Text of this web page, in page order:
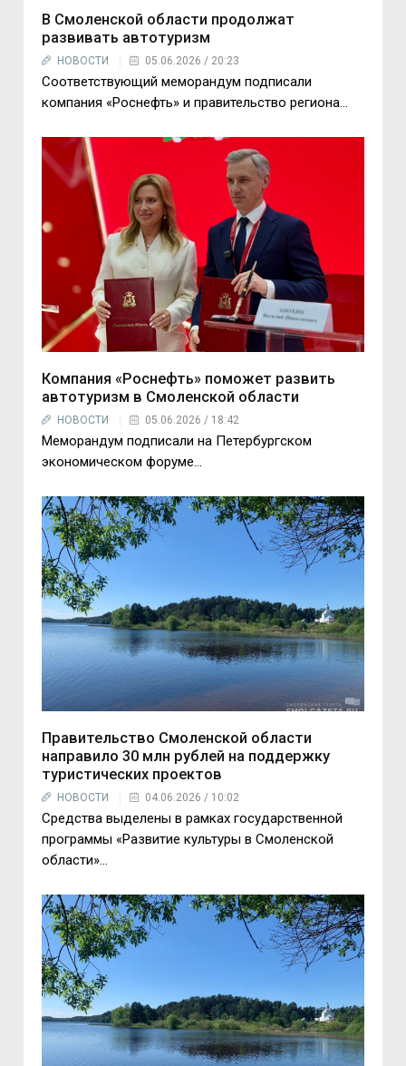
В Смоленской области продолжат
развивать автотуризм
НОВОСТИ 05.06.2026 / 20:23
Соответствующий меморандум подписали
компания «Роснефть» и правительство региона…
Компания «Роснефть» поможет развить
автотуризм в Смоленской области
НОВОСТИ 05.06.2026 / 18:42
Меморандум подписали на Петербургском
экономическом форуме…
Правительство Смоленской области
направило 30 млн рублей на поддержку
туристических проектов
НОВОСТИ 04.06.2026 / 10:02
Средства выделены в рамках государственной
программы «Развитие культуры в Смоленской
области»…